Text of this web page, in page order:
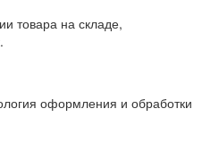
товара на складе,
оформления и обработки